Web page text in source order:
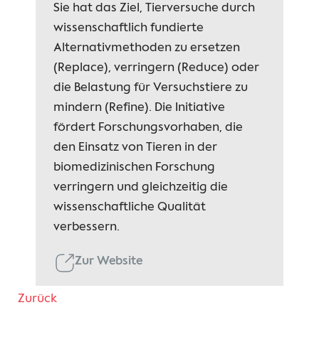
Sie hat das Ziel, Tierversuche durch
wissenschaftlich fundierte
Alternativmethoden zu ersetzen
(Replace), verringern (Reduce) oder
die Belastung für Versuchstiere zu
mindern (Refine). Die Initiative
fördert Forschungsvorhaben, die
den Einsatz von Tieren in der
biomedizinischen Forschung
verringern und gleichzeitig die
wissenschaftliche Qualität
verbessern.
Zur Website
Zurück